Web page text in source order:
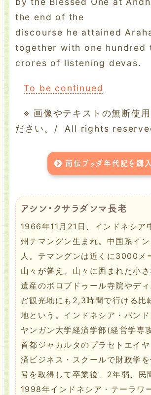
the end of the
discourse he attained
together with one hundred
crores of listening devas.
To be continued
※ 画像やテキストの無断使用
ださい。/ All rights
南伝ブッダ年代記を購
アシン・クサラダンマ長老
1966年11月21日、インドネシア
州テマングン生まれ。中国系イ
人。テマングンは近くに3000メ
山々が聳え、山々に囲まれた小
遺産のボロブドゥール寺院やデ
ど観光地にも2,3時間で行ける比
地という。インドネシア・バン
ヤンガン大学経済学部(経営学専
首都ジャカルタのプラセトエイ
済ビジネス・スクールで財政学
号を取得して卒業後、2年弱、民
1998年インドネシア・テーラワ